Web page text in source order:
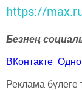
https://
Безнең
ВКонтакте
Реклама